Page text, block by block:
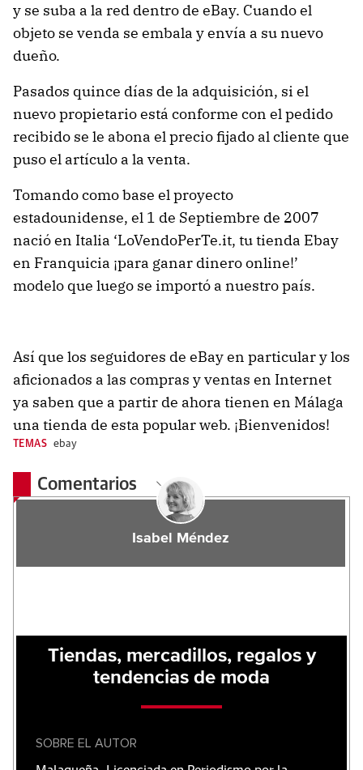
y se suba a la red dentro de eBay. Cuando el
objeto se venda se embala y envía a su nuevo
dueño.
Pasados quince días de la adquisición, si el
nuevo propietario está conforme con el pedido
recibido se le abona el precio fijado al cliente que
puso el artículo a la venta.
Tomando como base el proyecto
estadounidense, el 1 de Septiembre de 2007
nació en Italia ‘LoVendoPerTe.it, tu tienda Ebay
en Franquicia ¡para ganar dinero online!’
modelo que luego se importó a nuestro país.
Así que los seguidores de eBay en particular y los
aficionados a las compras y ventas en Internet
ya saben que a partir de ahora tienen en Málaga
una tienda de esta popular web. ¡Bienvenidos!
TEMAS ebay
Comentarios
Isabel Méndez
Tiendas, mercadillos, regalos y
tendencias de moda
SOBRE EL AUTOR